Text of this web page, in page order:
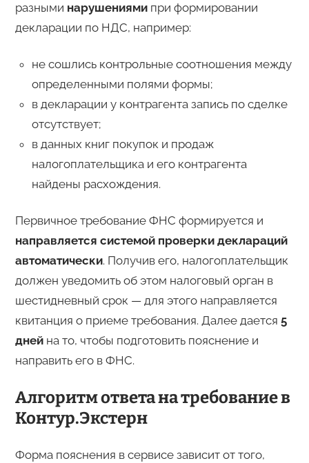
разными нарушениямипри формировании
декларации по НДС, например:
не сошлись контрольные соотношения между
определенными полями формы;
в декларации у контрагента запись по сделке
отсутствует;
в данных книг покупок и продаж
налогоплательщика и его контрагента
найдены расхождения.
Первичное требование ФНС формируется и
направляется системой проверки деклараций
автоматически. Получив его, налогоплательщик
должен уведомить об этом налоговый орган в
шестидневный срок — для этого направляется
квитанция о приеме требования. Далее дается 5
днейна то, чтобы подготовить пояснение и
направить его в ФНС.
Алгоритм ответа на требование в
Контур.Экстерн
Форма пояснения в сервисе зависит от того,